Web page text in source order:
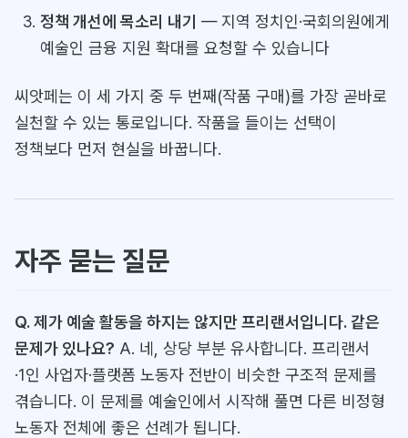
정책 개선에 목소리 내기 — 지역 정치인·국회의원에게
예술인 금융 지원 확대를 요청할 수 있습니다
씨앗페는 이 세 가지 중 두 번째(작품 구매)를 가장 곧바로
실천할 수 있는 통로입니다. 작품을 들이는 선택이
정책보다 먼저 현실을 바꿉니다.
자주 묻는 질문
Q. 제가 예술 활동을 하지는 않지만 프리랜서입니다. 같은
문제가 있나요? A. 네, 상당 부분 유사합니다. 프리랜서
·1인 사업자·플랫폼 노동자 전반이 비슷한 구조적 문제를
겪습니다. 이 문제를 예술인에서 시작해 풀면 다른 비정형
노동자 전체에 좋은 선례가 됩니다.